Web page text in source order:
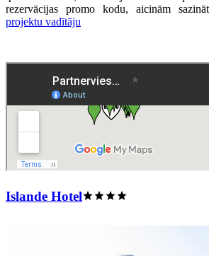
rezervācijas promo kodu, aicinām
projektu vadītāju
Islande Hotel